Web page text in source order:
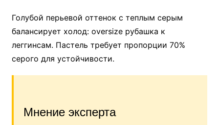
Голубой перьевой оттенок с теплым серым
балансирует холод: oversize рубашка к
леггинсам. Пастель требует пропорции 70%
серого для устойчивости.
Мнение эксперта